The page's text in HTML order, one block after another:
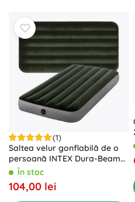
(1)
Saltea velur gonflabilă de o
persoană INTEX Dura-Beam
Fiber-Tech 191 × 99 × 25 cm
În stoc
104,00 lei